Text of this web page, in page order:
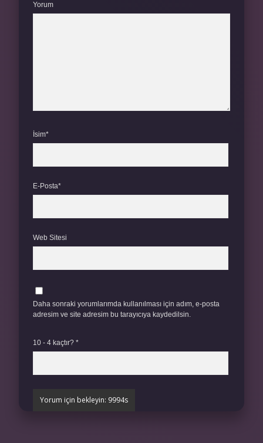
Yorum
İsim*
E-Posta*
Web Sitesi
Daha sonraki yorumlarımda kullanılması için adım, e-posta
adresim ve site adresim bu tarayıcıya kaydedilsin.
10 - 4 kaçtır? *